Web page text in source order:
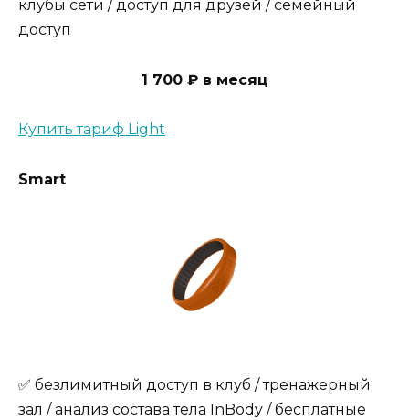
клубы сети / доступ для друзей / семейный
доступ
1 700 ₽ в месяц
Купить тариф Light
Smart
✅ безлимитный доступ в клуб / тренажерный
зал / анализ состава тела InBody / бесплатные